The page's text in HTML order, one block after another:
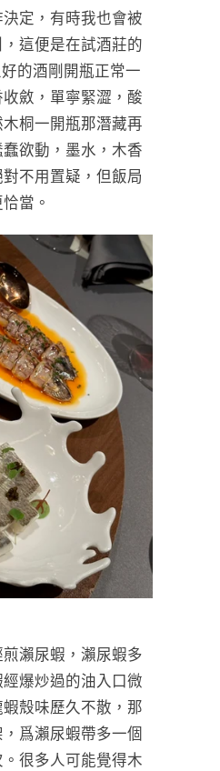
定，有時我也會被
這便是在試酒莊的
的酒剛開瓶正常一
斂，單寧緊澀，酸
桐一開瓶那潛藏再
欲動，墨水，木香
不用置疑，但飯局
當。
煎瀨尿蝦，瀨尿蝦多
爆炒過的油入口微
殼味歷久不散，那
爲瀨尿蝦帶多一個
很多人可能覺得木